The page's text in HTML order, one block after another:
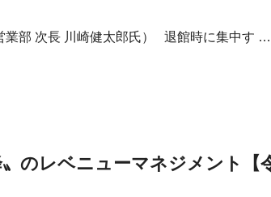
業部 次長 川崎健太郎氏） 退館時に集中す …
のレベニューマネジメント【